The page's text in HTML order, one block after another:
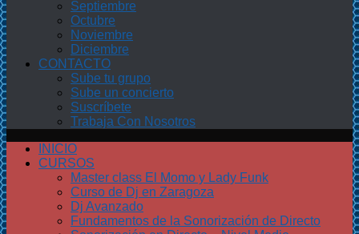
Septiembre
Octubre
Noviembre
Diciembre
CONTACTO
Sube tu grupo
Sube un concierto
Suscríbete
Trabaja Con Nosotros
INICIO
CURSOS
Master class El Momo y Lady Funk
Curso de Dj en Zaragoza
Dj Avanzado
Fundamentos de la Sonorización de Directo